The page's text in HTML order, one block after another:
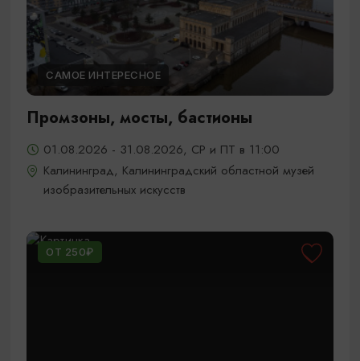
САМОЕ ИНТЕРЕСНОЕ
Промзоны, мосты, бастионы
01.08.2026 - 31.08.2026, СР и ПТ в 11:00
Калининград, Калининградский областной музей
изобразительных искусств
ОТ 250₽